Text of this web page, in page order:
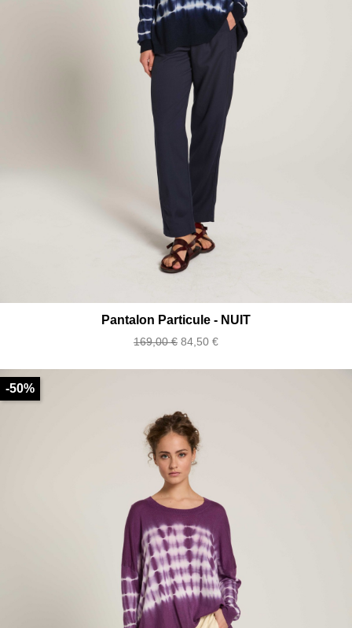
Pantalon Particule - NUIT
Prix
base
169,00 € Prix
84,50 €
-50%